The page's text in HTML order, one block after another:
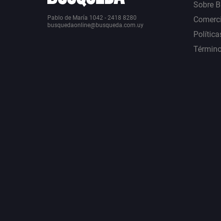
Pablo de María 1042 - 2418 8280
busquedaonline@busqueda.com.uy
Sobre